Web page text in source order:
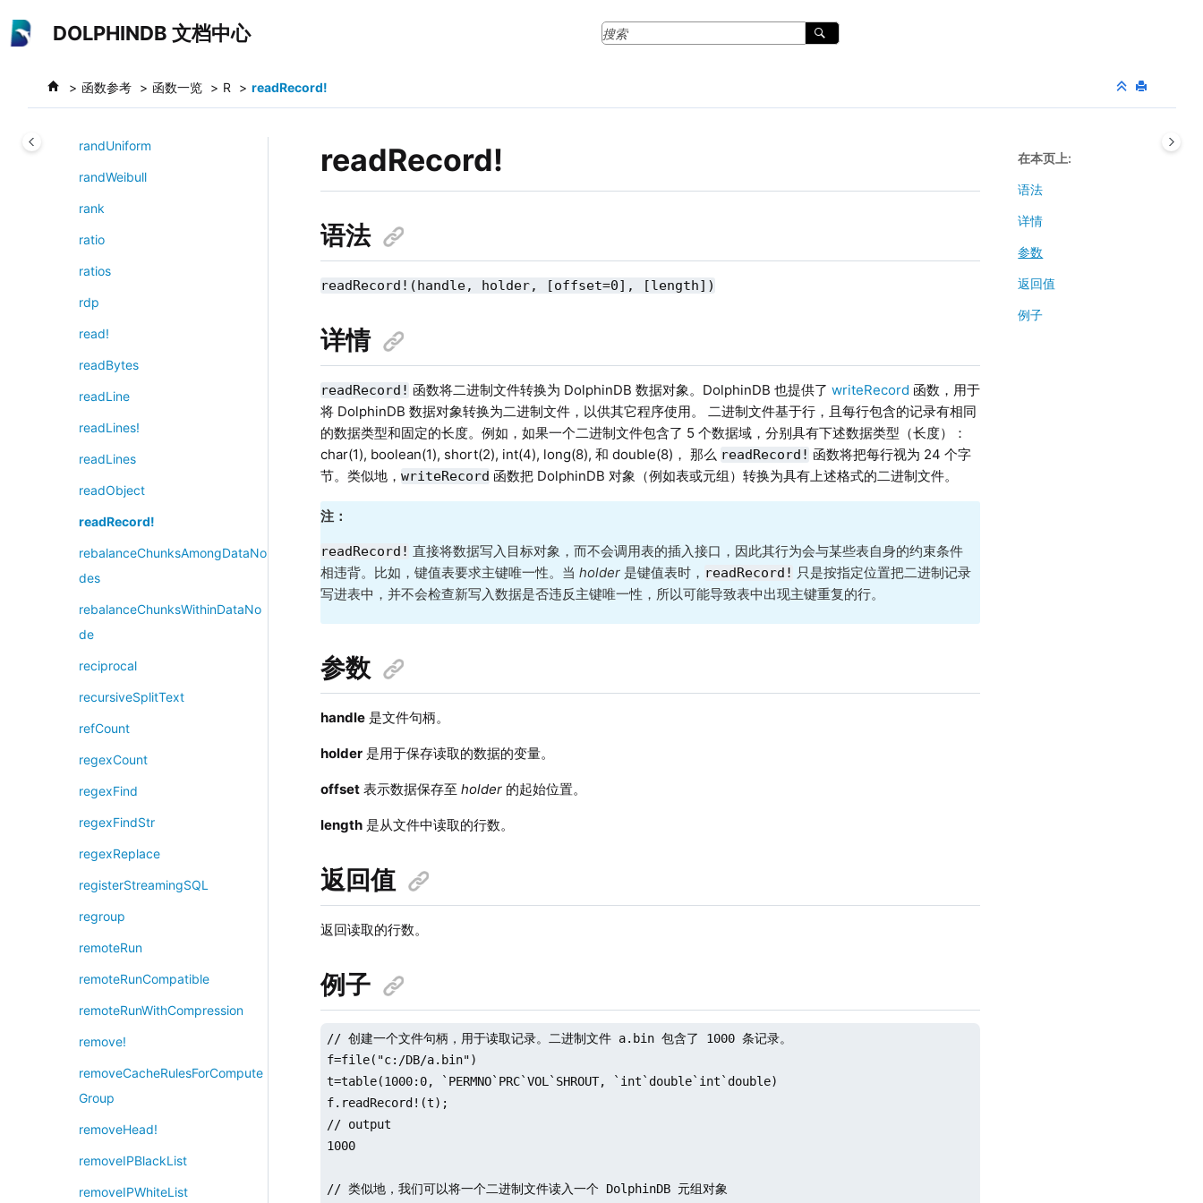
DOLPHINDB 文档中心
函数参考 函数一览 R readRecord!
randomForestClassifier
randPoisson
randUniform
randWeibull
rank
ratio
ratios
rdp
read!
readBytes
readLine
readLines!
readLines
readObject
readRecord!
rebalanceChunksAmongDataNo
des
rebalanceChunksWithinDataNo
de
reciprocal
recursiveSplitText
refCount
regexCount
regexFind
regexFindStr
regexReplace
registerStreamingSQL
regroup
remoteRun
remoteRunCompatible
remoteRunWithCompression
remove!
removeCacheRulesForCompute
Group
removeHead!
removeIPBlackList
removeIPWhiteList
readRecord!
语法
readRecord!(handle, holder, [offset=0], [length])
详情
readRecord! 函数将二进制文件转换为 DolphinDB 数据对象。DolphinDB 也提供了writeRecord 函数，用于
将 DolphinDB 数据对象转换为二进制文件，以供其它程序使用。 二进制文件基于行，且每行包含的记录有相同
的数据类型和固定的长度。例如，如果一个二进制文件包含了 5 个数据域，分别具有下述数据类型（长度）：
char(1), boolean(1), short(2), int(4), long(8), 和 double(8)， 那么 readRecord! 函数将把每行视为 24 个字
节。类似地，writeRecord 函数把 DolphinDB 对象（例如表或元组）转换为具有上述格式的二进制文件。
注：
readRecord! 直接将数据写入目标对象，而不会调用表的插入接口，因此其行为会与某些表自身的约束条件
相违背。比如，键值表要求主键唯一性。当holder 是键值表时， readRecord! 只是按指定位置把二进制记录
写进表中，并不会检查新写入数据是否违反主键唯一性，所以可能导致表中出现主键重复的行。
参数
handle 是文件句柄。
holder 是用于保存读取的数据的变量。
offset 表示数据保存至holder 的起始位置。
length 是从文件中读取的行数。
返回值
返回读取的行数。
例子
// 创建一个文件句柄，用于读取记录。二进制文件 a.bin 包含了 1000 条记录。
f=file("c:/DB/a.bin")
t=table(1000:0, `PERMNO`PRC`VOL`SHROUT, `int`double`int`double)
f.readRecord!(t);
// output
1000
// 类似地，我们可以将一个二进制文件读入一个 DolphinDB 元组对象
在本页上
语法
详情
参数
返回值
例子